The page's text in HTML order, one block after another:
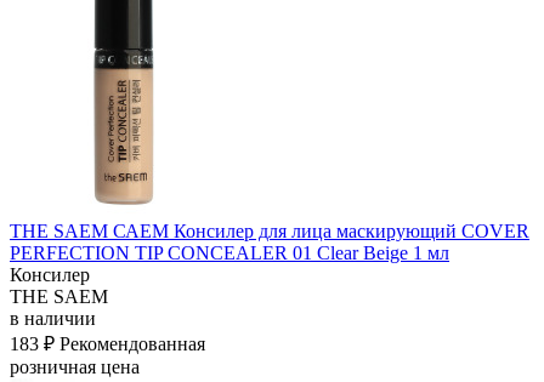
THE SAEM САЕМ Консилер для лица маскирующий COVER
PERFECTION TIP CONCEALER 01 Clear Beige 1 мл
Консилер
THE SAEM
в наличии
183 ₽ Рекомендованная
розничная цена